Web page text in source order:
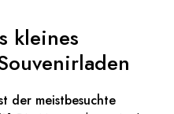
kleines
der meistbesuchte